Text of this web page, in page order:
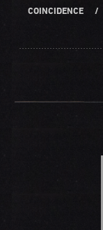
COINCIDENCE /